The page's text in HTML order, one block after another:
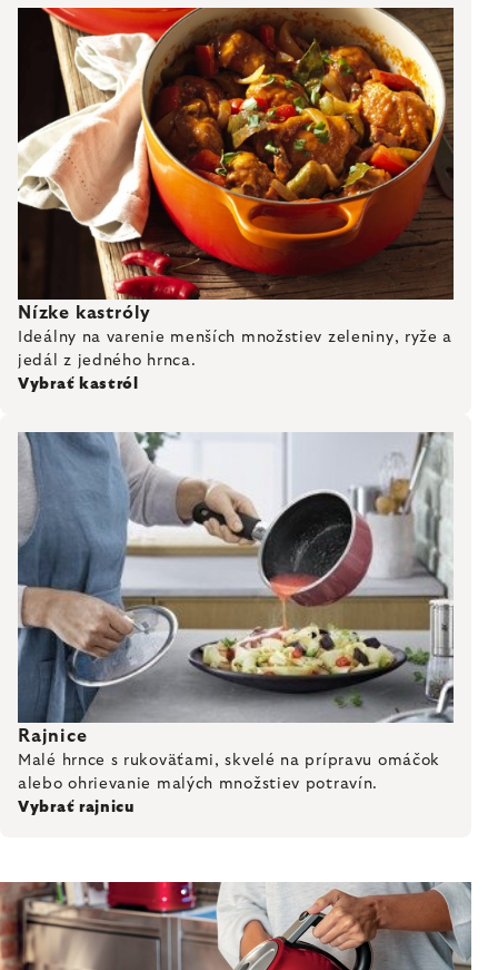
Nízke kastróly
Ideálny na varenie menších množstiev zeleniny, ryže a
jedál z jedného hrnca.
Vybrať kastról
Rajnice
Malé hrnce s rukoväťami, skvelé na prípravu omáčok
alebo ohrievanie malých množstiev potravín.
Vybrať rajnicu